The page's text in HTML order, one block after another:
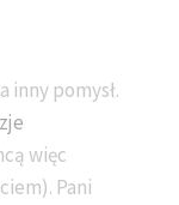
inny pomysł.
więc
Pani